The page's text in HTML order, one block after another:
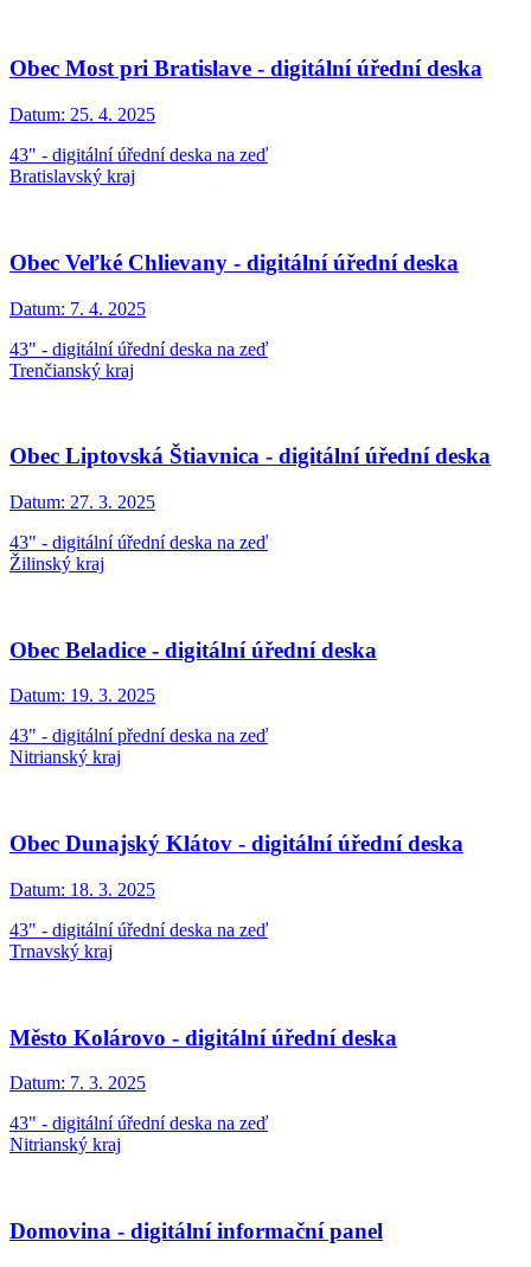
Obec Most pri Bratislave - digitální úřední deska
Datum: 25. 4. 2025
43" - digitální úřední deska na zeď
Bratislavský kraj
Obec Veľké Chlievany - digitální úřední deska
Datum: 7. 4. 2025
43" - digitální úřední deska na zeď
Trenčianský kraj
Obec Liptovská Štiavnica - digitální úřední deska
Datum: 27. 3. 2025
43" - digitální úřední deska na zeď
Žilinský kraj
Obec Beladice - digitální úřední deska
Datum: 19. 3. 2025
43" - digitální přední deska na zeď
Nitrianský kraj
Obec Dunajský Klátov - digitální úřední deska
Datum: 18. 3. 2025
43" - digitální úřední deska na zeď
Trnavský kraj
Město Kolárovo - digitální úřední deska
Datum: 7. 3. 2025
43" - digitální úřední deska na zeď
Nitrianský kraj
Domovina - digitální informační panel